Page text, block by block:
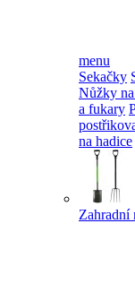
menu
Sekačky
Nůžky
a fukary
na hadice
Zahradní